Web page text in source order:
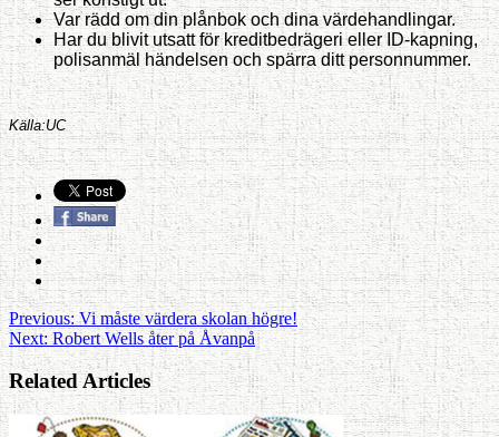
Var rädd om din plånbok och dina värdehandlingar.
Har du blivit utsatt för kreditbedrägeri eller ID-kapning,
polisanmäl händelsen och spärra ditt personnummer.
Källa:UC
Previous:Vi måste värdera skolan högre!
Next:Robert Wells åter på Åvanpå
Related Articles